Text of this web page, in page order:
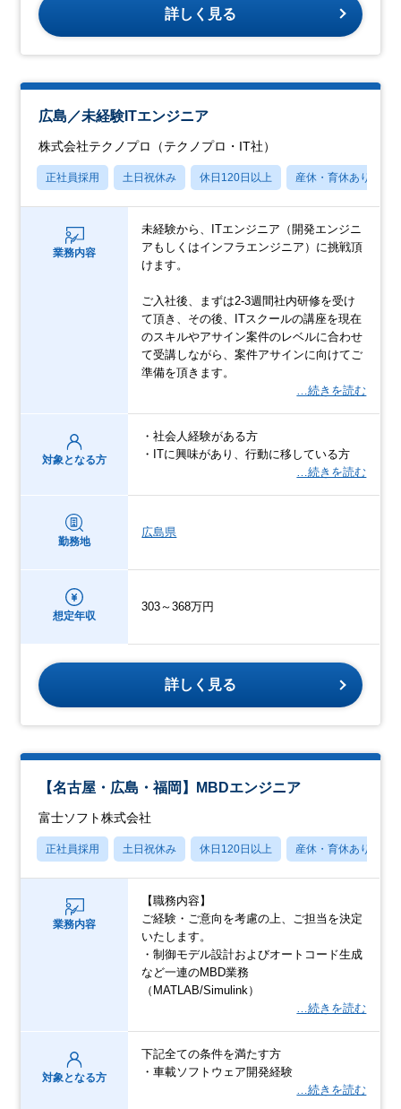
詳しく見る
広島／未経験ITエンジニア
株式会社テクノプロ（テクノプロ・IT社）
正社員採用 土日祝休み 休日120日以上 産休・育休あり
業務内容
未経験から、ITエンジニア（開発エンジニ
アもしくはインフラエンジニア）に挑戦頂
けます。
ご入社後、まずは2-3週間社内研修を受け
て頂き、その後、ITスクールの講座を現在
のスキルやアサイン案件のレベルに合わせ
て受講しながら、案件アサインに向けてご
準備を頂きます。
…続きを読む
対象となる方
・社会人経験がある方
・ITに興味があり、行動に移している方
…続きを読む
勤務地
広島県
想定年収
303～368万円
詳しく見る
【名古屋・広島・福岡】MBDエンジニア
富士ソフト株式会社
正社員採用 土日祝休み 休日120日以上 産休・育休あり
業務内容
【職務内容】
ご経験・ご意向を考慮の上、ご担当を決定
いたします。
・制御モデル設計およびオートコード生成
など一連のMBD業務
（MATLAB/Simulink）
…続きを読む
対象となる方
下記全ての条件を満たす方
・車載ソフトウェア開発経験
…続きを読む